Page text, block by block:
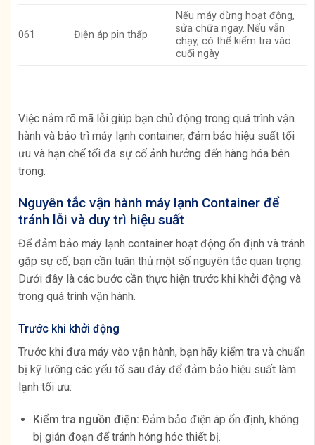
061 Điện áp pin thấp
Nếu máy dừng hoạt động,
sửa chữa ngay. Nếu vẫn
chạy, có thể kiểm tra vào
cuối ngày
Việc nắm rõ mã lỗi giúp bạn chủ động trong quá trình vận
hành và bảo trì máy lạnh container, đảm bảo hiệu suất tối
ưu và hạn chế tối đa sự cố ảnh hưởng đến hàng hóa bên
trong.
Nguyên tắc vận hành máy lạnh Container để
tránh lỗi và duy trì hiệu suất
Để đảm bảo máy lạnh container hoạt động ổn định và tránh
gặp sự cố, bạn cần tuân thủ một số nguyên tắc quan trọng.
Dưới đây là các bước cần thực hiện trước khi khởi động và
trong quá trình vận hành.
Trước khi khởi động
Trước khi đưa máy vào vận hành, bạn hãy kiểm tra và chuẩn
bị kỹ lưỡng các yếu tố sau đây để đảm bảo hiệu suất làm
lạnh tối ưu:
Kiểm tra nguồn điện: Đảm bảo điện áp ổn định, không
bị gián đoạn để tránh hỏng hóc thiết bị.